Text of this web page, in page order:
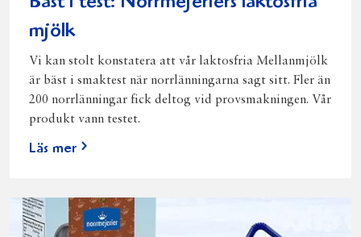
mjölk
Vi kan stolt konstatera att vår laktosfria Mellanmjölk
är bäst i smaktest när norrlänningarna sagt sitt. Fler än
200 norrlänningar fick deltog vid provsmakningen. Vår
produkt vann testet.
Läs mer